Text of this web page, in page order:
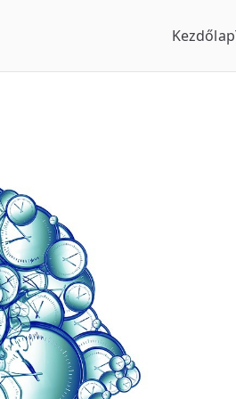
Kezdőlap